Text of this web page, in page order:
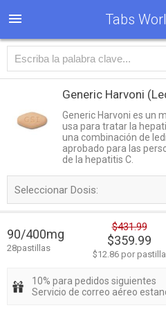
Tabs
Generic Harvoni
Generic Harvoni es un
usa para tratar la
una combinación de
aprobado para las
de la hepatitis C.
Seleccionar Dosis:
90/400mg
28pastillas
$431.99
$359.99
$12.86 por pastilla
10% para pedidos siguientes
Servicio de correo aéreo